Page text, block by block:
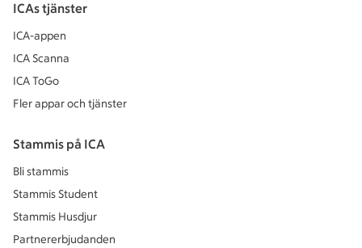
ICAs tjänster
ICA-appen
ICA Scanna
ICA ToGo
Fler appar och tjänster
Stammis på ICA
Bli stammis
Stammis Student
Stammis Husdjur
Partnererbjudanden